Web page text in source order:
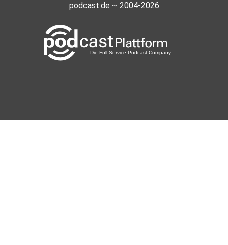
podcast.de ~ 2004-2026